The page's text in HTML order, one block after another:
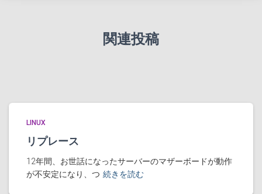
関連投稿
LINUX
リプレース
12年間、お世話になったサーバーのマザーボードが動作
が不安定になり、つ 続きを読む